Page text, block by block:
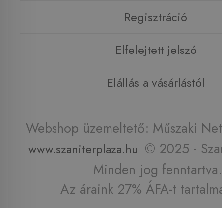
Regisztráció
Elfelejtett jelszó
Elállás a vásárlástól
Webshop üzemeltető: Műszaki
www.szaniterplaza.hu © 2025 -
Minden jog fenntartva.
Az áraink 27% ÁFA-t